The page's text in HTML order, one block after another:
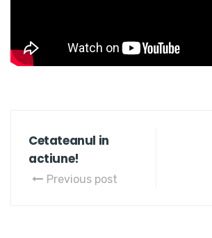
Cetateanul in
actiune!
Previous post